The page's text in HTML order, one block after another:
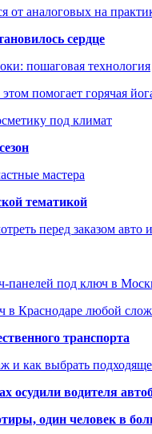
от аналоговых на
сердце
пошаговая технология
помогает горячая
под климат
мастера
тематикой
перед заказом авто
панелей под ключ в
в Краснодаре любой
транспорта
и как выбрать
водителя
один человек в